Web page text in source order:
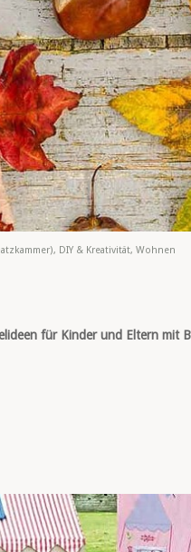
, DIY & Kreativität, Wohnen
für Kinder und Eltern mit